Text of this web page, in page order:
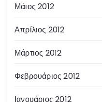
Μάιος 2012
Απρίλιος 2012
Μάρτιος 2012
Φεβρουάριος 2012
Ιανουάριος 2012